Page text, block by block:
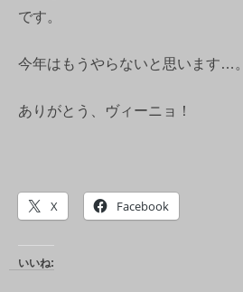
です。
今年はもうやらないと思います…。
ありがとう、ヴィーニョ！
X Facebook
いいね: